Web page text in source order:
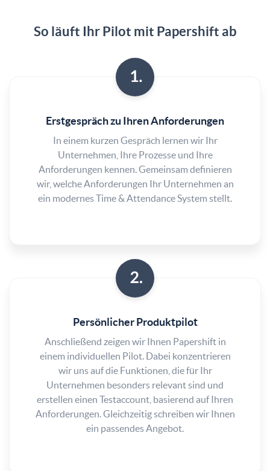
So läuft Ihr Pilot mit Papershift ab
Erstgespräch zu Ihren Anforderungen
In einem kurzen Gespräch lernen wir Ihr
Unternehmen, Ihre Prozesse und Ihre
Anforderungen kennen. Gemeinsam definieren
wir, welche Anforderungen Ihr Unternehmen an
ein modernes Time & Attendance System stellt.
Persönlicher Produktpilot
Anschließend zeigen wir Ihnen Papershift in
einem individuellen Pilot. Dabei konzentrieren
wir uns auf die Funktionen, die für Ihr
Unternehmen besonders relevant sind und
erstellen einen Testaccount, basierend auf Ihren
Anforderungen. Gleichzeitig schreiben wir Ihnen
ein passendes Angebot.